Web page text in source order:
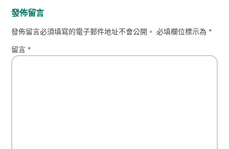
發佈留言
發佈留言必須填寫的電子郵件地址不會公開。 必填欄位標示為*
留言*